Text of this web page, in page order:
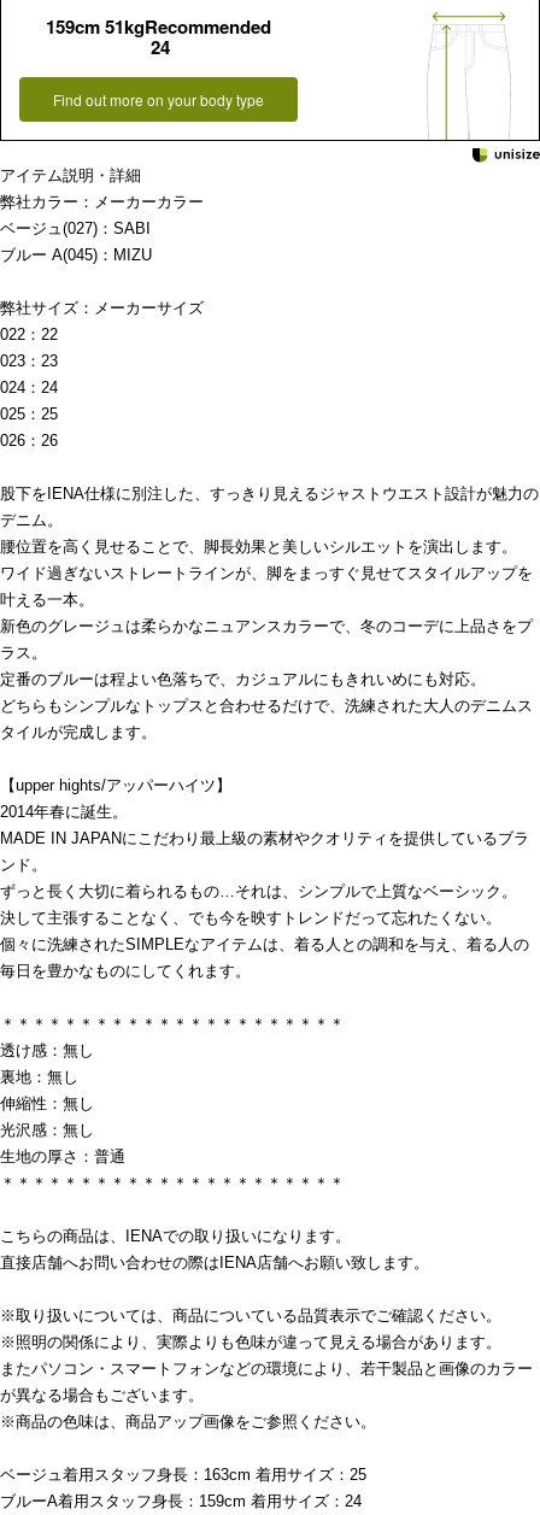
159cm 51kgRecommended
24
Find out more on your body type
アイテム説明・詳細
弊社カラー：メーカーカラー
ベージュ(027)：SABI
ブルー A(045)：MIZU
弊社サイズ：メーカーサイズ
022：22
023：23
024：24
025：25
026：26
股下をIENA仕様に別注した、すっきり見えるジャストウエスト設計が魅力の
デニム。
腰位置を高く見せることで、脚長効果と美しいシルエットを演出します。
ワイド過ぎないストレートラインが、脚をまっすぐ見せてスタイルアップを
叶える一本。
新色のグレージュは柔らかなニュアンスカラーで、冬のコーデに上品さをプ
ラス。
定番のブルーは程よい色落ちで、カジュアルにもきれいめにも対応。
どちらもシンプルなトップスと合わせるだけで、洗練された大人のデニムス
タイルが完成します。
【upper hights/アッパーハイツ】
2014年春に誕生。
MADE IN JAPANにこだわり最上級の素材やクオリティを提供しているブラ
ンド。
ずっと長く大切に着られるもの…それは、シンプルで上質なベーシック。
決して主張することなく、でも今を映すトレンドだって忘れたくない。
個々に洗練されたSIMPLEなアイテムは、着る人との調和を与え、着る人の
毎日を豊かなものにしてくれます。
＊＊＊＊＊＊＊＊＊＊＊＊＊＊＊＊＊＊＊＊＊＊
透け感：無し
裏地：無し
伸縮性：無し
光沢感：無し
生地の厚さ：普通
＊＊＊＊＊＊＊＊＊＊＊＊＊＊＊＊＊＊＊＊＊＊
こちらの商品は、IENAでの取り扱いになります。
直接店舗へお問い合わせの際はIENA店舗へお願い致します。
※取り扱いについては、商品についている品質表示でご確認ください。
※照明の関係により、実際よりも色味が違って見える場合があります。
またパソコン・スマートフォンなどの環境により、若干製品と画像のカラー
が異なる場合もございます。
※商品の色味は、商品アップ画像をご参照ください。
ベージュ着用スタッフ身長：163cm 着用サイズ：25
ブルーA着用スタッフ身長：159cm 着用サイズ：24